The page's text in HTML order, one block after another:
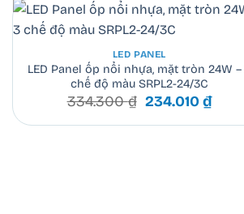
+
LED PANEL
LED Panel ốp nổi nhựa, mặt tròn 24W –
chế độ màu SRPL2-24/3C
334.300₫ Giá
là:
234.010 ₫Giá
tại